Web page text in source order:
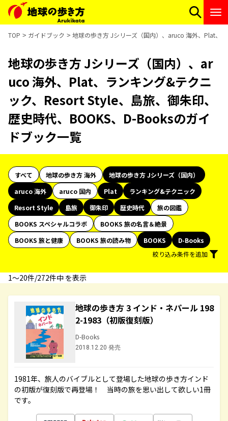
TOP ガイドブック 地球の歩き方 Jシリーズ（国内）、aruco 海外、Plat、
地球の歩き方 Jシリーズ（国内）、ar
uco 海外、Plat、ランキング&テクニ
ック、Resort Style、島旅、御朱印、
歴史時代、BOOKS、D-Booksのガイ
ドブック一覧
すべて 地球の歩き方 海外
地球の歩き方 Jシリーズ（国内）
aruco 海外
aruco 国内 Plat
ランキング&テクニック
Resort Style
島旅 御朱印 歴史時代
旅の図鑑
BOOKS スペシャルコラボ
BOOKS 旅の名言＆絶景
BOOKS 旅と健康
BOOKS 旅の読み物 BOOKS
D-Books
絞り込み条件を追加
1〜20件/272件中 を表示
地球の歩き方 3 インド・ネパール 198
2-1983（初版復刻版）
D-Books
2018.12.20 発売
1981年、旅人のバイブルとして登場した地球の歩き方インド
の初版が復刻版で再登場！ 当時の旅を思い出して欲しい1冊
です。